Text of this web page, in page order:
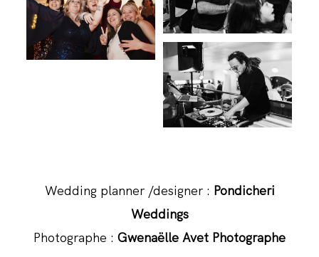
Wedding planner /designer : Pondicheri
Weddings
Photographe : Gwenaëlle Avet Photographe